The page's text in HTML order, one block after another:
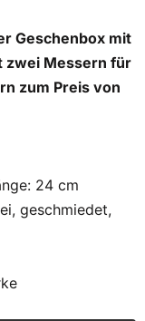
Geschenbox mit
zwei Messern für
zum Preis von
24 cm
geschmiedet,